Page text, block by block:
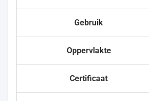
Gebruik
Oppervlakte
Certificaat